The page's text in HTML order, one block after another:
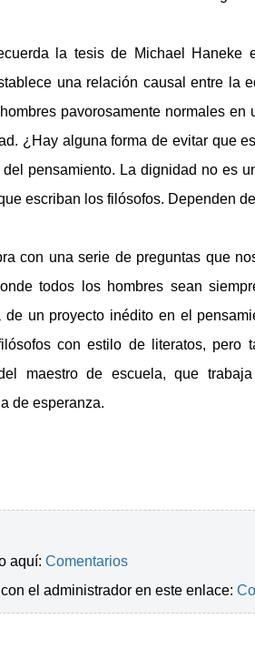
la tesis de Michael Haneke
una relación causal entre la
pavorosamente normales
¿Hay alguna forma de evitar que
pensamiento. La dignidad no es
escriban los filósofos. Dependen
con una serie de preguntas que
todos los hombres sean
un proyecto inédito en el
con estilo de literatos, pero
maestro de escuela, que
de esperanza.
aquí: Comentarios
el administrador en este enlace: